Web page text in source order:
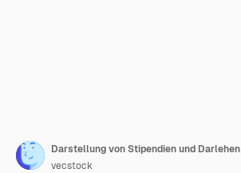
Darstellung von Stipendien und Darlehen
vecstock